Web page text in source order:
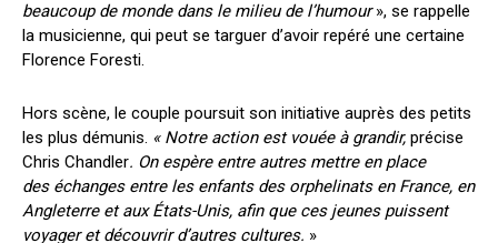
beaucoup de monde dans le milieu de l’humour», se rappelle
la musicienne, qui peut se targuer d’avoir repéré une certaine
Florence Foresti.
Hors scène, le couple poursuit son initiative auprès des petits
les plus démunis. « Notre action est vouée à grandir, précise
Chris Chandler. On espère entre autres mettre en place
des échanges entre les enfants des orphelinats en France, en
Angleterre et aux États-Unis, afin que ces jeunes puissent
voyager et découvrir d’autres cultures. »